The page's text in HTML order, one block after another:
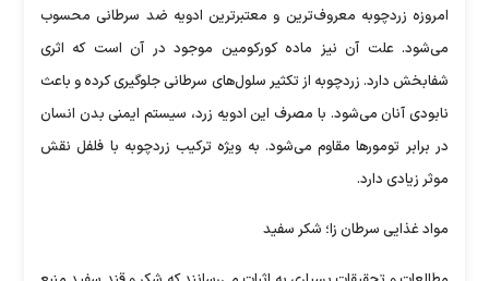
امروزه زردچوبه معروف‌ترین و معتبرترین ادویه ضد سرطانی محسوب
می‌شود. علت آن نیز ماده کورکومین موجود در آن است که اثری
شفابخش دارد. زردچوبه از تکثیر سلول‌های سرطانی جلوگیری کرده و باعث
نابودی آنان می‌شود. با مصرف این ادویه زرد، سیستم ایمنی بدن انسان
در برابر تومور‌ها مقاوم می‌شود. به ویژه ترکیب زردچوبه با فلفل نقش
موثر زیادی دارد.
مواد غذایی سرطان زا؛ شکر سفید